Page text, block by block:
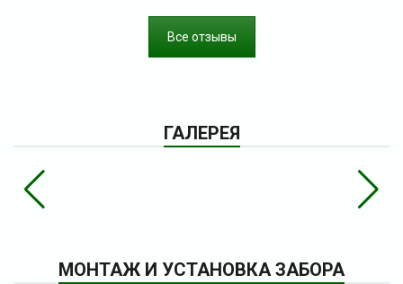
Все отзывы
ГАЛЕРЕЯ
МОНТАЖ И УСТАНОВКА ЗАБОРА